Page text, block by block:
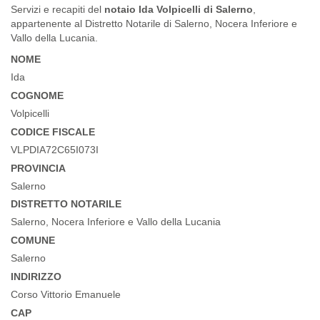
Servizi e recapiti del notaio Ida Volpicelli di Salerno
appartenente al Distretto Notarile di Salerno, Nocera Inferiore e
Vallo della Lucania.
NOME
Ida
COGNOME
Volpicelli
CODICE FISCALE
VLPDIA72C65I073I
PROVINCIA
Salerno
DISTRETTO NOTARILE
Salerno, Nocera Inferiore e Vallo della Lucania
COMUNE
Salerno
INDIRIZZO
Corso Vittorio Emanuele
CAP